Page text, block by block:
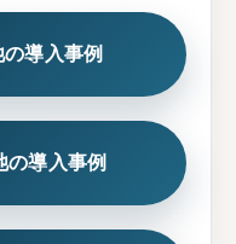
導入事例
の導入事例